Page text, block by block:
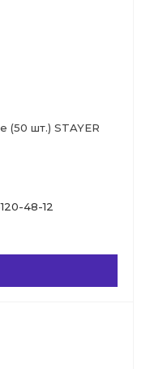
(50 шт.) STAYER
48-12